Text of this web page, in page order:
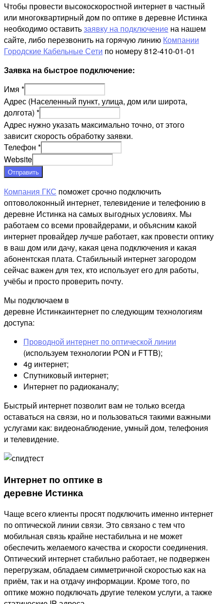
Чтобы провести высокоскоростной интернет в частный
или многоквартирный дом по оптике в деревне Истинка
необходимо оставитьзаявку на подключение на нашем
сайте, либо перезвонить на горячую линию Компании
Городские Кабельные Сети по номеру 812-410-01-01
Заявка на быстрое подключение:
Имя *
Адрес (Населенный пункт, улица, дом или широта,
долгота) *
Адрес нужно указать максимально точно, от этого
зависит скорость обработку заявки.
Телефон *
Website
Отправить
Компания ГКС поможет срочно подключить
оптоволоконный интернет, телевидение и телефонию в
деревне Истинка на самых выгодных условиях. Мы
работаем со всеми провайдерами, и объясним какой
интернет провайдер лучше работает, как провести оптику
в ваш дом или дачу, какая цена подключения и какая
абонентская плата. Стабильный интернет загородом
сейчас важен для тех, кто использует его для работы,
учёбы и просто проверить почту.
Мы подключаем в
деревне Истинкаинтернет по следующим технологиям
доступа:
Проводной интернет по оптической линии
(используем технологии PON и FTTB);
4g интернет;
Спутниковый интернет;
Интернет по радиоканалу;
Быстрый интернет позволит вам не только всегда
оставаться на связи, но и пользоваться такими важными
услугами как: видеонаблюдение, умный дом, телефония
и телевидение.
Интернет по оптике в
деревне Истинка
Чаще всего клиенты просят подключить именно интернет
по оптической линии связи. Это связано с тем что
мобильная связь крайне нестабильна и не может
обеспечить желаемого качества и скорости соединения.
Оптический интернет стабильно работает, не подвержен
перегрузкам, обладаем симметричной скоростью как на
приём, так и на отдачу информации. Кроме того, по
оптике можно подключать другие телеком услуги, а также